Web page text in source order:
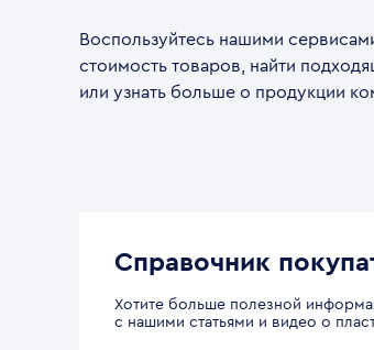
Воспользуйтесь нашими
стоимость товаров, найти
или узнать больше о продукции
Справочник
Хотите больше полезной
с нашими статьями и видео о